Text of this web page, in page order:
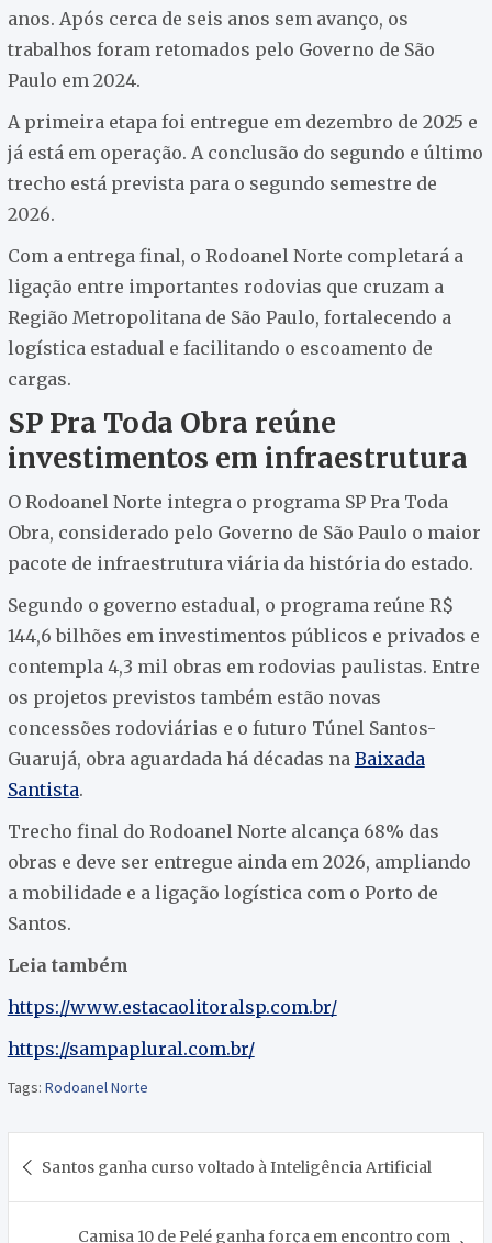
anos. Após cerca de seis anos sem avanço, os
trabalhos foram retomados pelo Governo de São
Paulo em 2024.
A primeira etapa foi entregue em dezembro de 2025 e
já está em operação. A conclusão do segundo e último
trecho está prevista para o segundo semestre de
2026.
Com a entrega final, o Rodoanel Norte completará a
ligação entre importantes rodovias que cruzam a
Região Metropolitana de São Paulo, fortalecendo a
logística estadual e facilitando o escoamento de
cargas.
SP Pra Toda Obra reúne
investimentos em infraestrutura
O Rodoanel Norte integra o programa SP Pra Toda
Obra, considerado pelo Governo de São Paulo o maior
pacote de infraestrutura viária da história do estado.
Segundo o governo estadual, o programa reúne R$
144,6 bilhões em investimentos públicos e privados e
contempla 4,3 mil obras em rodovias paulistas. Entre
os projetos previstos também estão novas
concessões rodoviárias e o futuro Túnel Santos-
Guarujá, obra aguardada há décadas na Baixada
Santista.
Trecho final do Rodoanel Norte alcança 68% das
obras e deve ser entregue ainda em 2026, ampliando
a mobilidade e a ligação logística com o Porto de
Santos.
Leia também
https://www.estacaolitoralsp.com.br/
https://sampaplural.com.br/
Tags: Rodoanel Norte
de Santos ganha curso voltado à Inteligência Artificial
Camisa 10 de Pelé ganha força em encontro com